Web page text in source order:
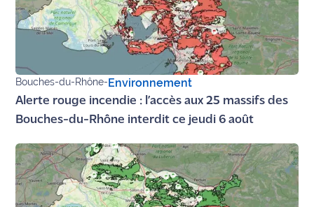
Bouches-du-Rhône-Environnement
Alerte rouge incendie : l’accès aux 25 massifs des
Bouches-du-Rhône interdit ce jeudi 6 août